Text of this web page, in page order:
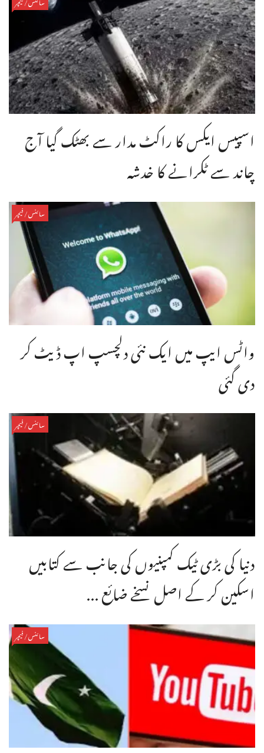
اسپیس ایکس کا راکٹ مدار سے بھٹک گیا آج
چاند سے ٹکرانے کا خدشہ
سائنس/فیچر
واٹس ایپ میں ایک نئی دلچسپ اپ ڈیٹ کر
دی گئی
سائنس/فیچر
دنیا کی بڑی ٹیک کمپنیوں کی جانب سے کتابیں
اسکین کر کے اصل نسخے ضائع ...
سائنس/فیچر